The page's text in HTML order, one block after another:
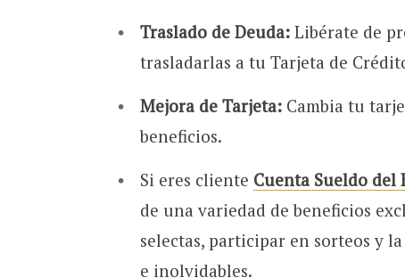
Traslado de Deuda:Libérate de
trasladarlas a tu Tarjeta de
Mejora de Tarjeta:Cambia tu
beneficios.
Si eres cliente Cuenta Sueldo del
de una variedad de beneficios
selectas, participar en sorteos y
e inolvidables.